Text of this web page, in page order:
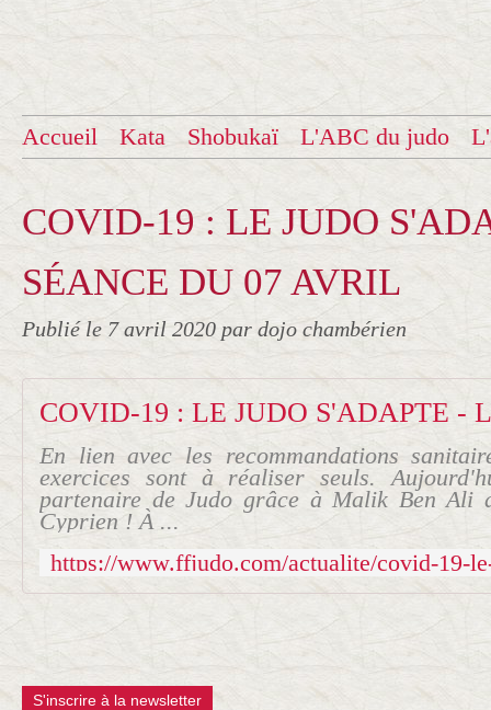
Accueil Kata Shobukaï L'ABC du judo
COVID-19 : LE JUDO
SÉANCE DU 07 AVRIL
Publié le 7 avril 2020 par dojo chambérien
En lien avec les recommandations
exercices sont à réaliser seuls.
partenaire de Judo grâce à Malik Ben Ali
Cyprien ! À ...
S'inscrire à la newsletter